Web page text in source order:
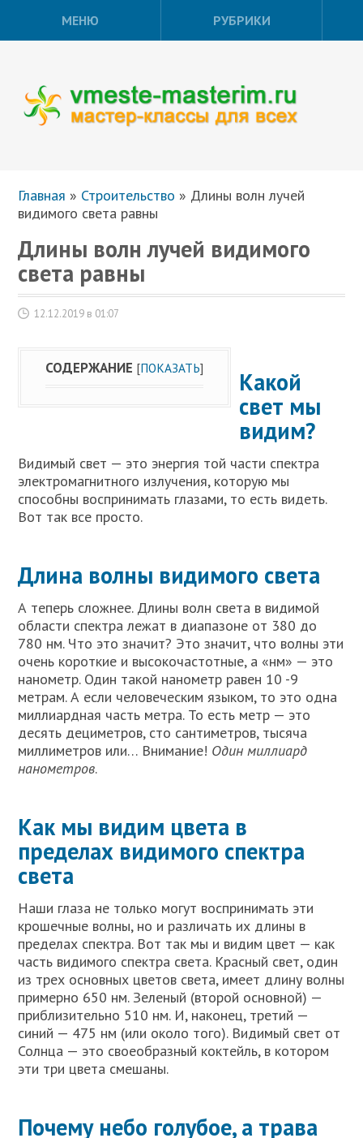
МЕНЮ РУБРИКИ
Главная » Строительство » Длины волн лучей
видимого света равны
Длины волн лучей видимого
света равны
12.12.2019 в 01:07
СОДЕРЖАНИЕ [ПОКАЗАТЬ]
Какой
свет мы
видим?
Видимый свет — это энергия той части спектра
электромагнитного излучения, которую мы
способны воспринимать глазами, то есть видеть.
Вот так все просто.
Длина волны видимого света
А теперь сложнее. Длины волн света в видимой
области спектра лежат в диапазоне от 380 до
780 нм. Что это значит? Это значит, что волны эти
очень короткие и высокочастотные, а «нм» — это
нанометр. Один такой нанометр равен 10 -9
метрам. А если человеческим языком, то это одна
миллиардная часть метра. То есть метр — это
десять дециметров, сто сантиметров, тысяча
миллиметров или… Внимание! Один миллиард
нанометров.
Как мы видим цвета в
пределах видимого спектра
света
Наши глаза не только могут воспринимать эти
крошечные волны, но и различать их длины в
пределах спектра. Вот так мы и видим цвет — как
часть видимого спектра света. Красный свет, один
из трех основных цветов света, имеет длину волны
примерно 650 нм. Зеленый (второй основной) —
приблизительно 510 нм. И, наконец, третий —
синий — 475 нм (или около того). Видимый свет от
Солнца — это своеобразный коктейль, в котором
эти три цвета смешаны.
Почему небо голубое, а трава